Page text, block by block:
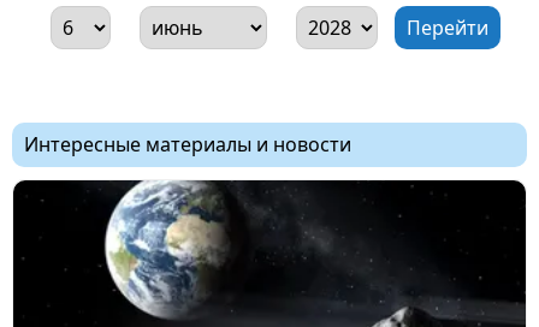
Интересные материалы и новости